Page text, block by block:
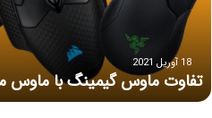
ی
18 آوریل 2021
تفاوت ماوس گیمینگ با ماوس